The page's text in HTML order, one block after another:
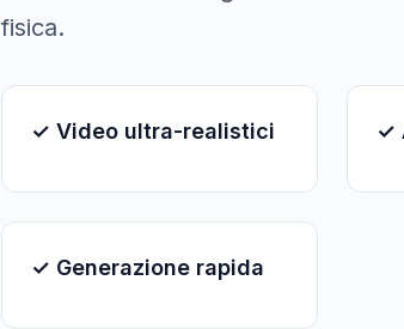
fisica.
✓ Video ultra-realistici ✓
✓ Generazione rapida